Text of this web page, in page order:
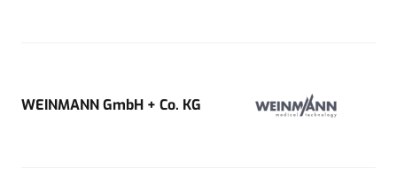
WEINMANN GmbH + Co. KG